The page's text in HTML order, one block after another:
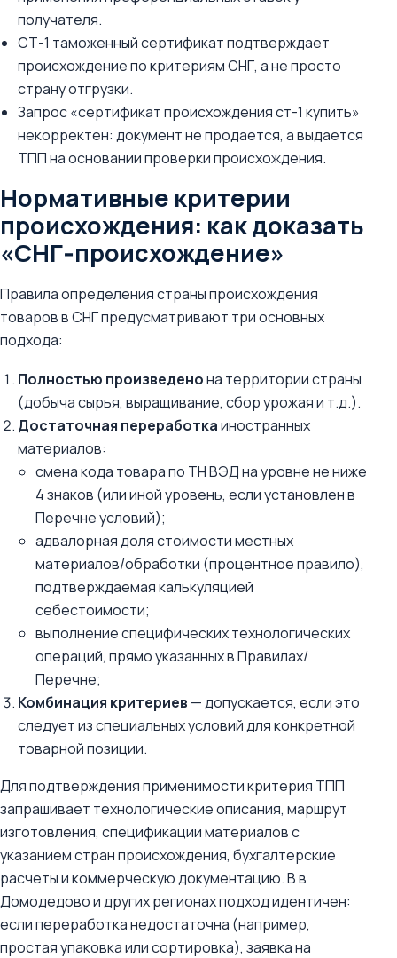
получателя.
СТ-1 таможенный сертификат подтверждает
происхождение по критериям СНГ, а не просто
страну отгрузки.
Запрос «сертификат происхождения ст-1 купить»
некорректен: документ не продается, а выдается
ТПП на основании проверки происхождения.
Нормативные критерии
происхождения: как доказать
«СНГ‑происхождение»
Правила определения страны происхождения
товаров в СНГ предусматривают три основных
подхода:
Полностью произведенона территории страны
(добыча сырья, выращивание, сбор урожая и т.д.).
Достаточная переработкаиностранных
материалов:
смена кода товара по ТН ВЭД на уровне не ниже
4 знаков (или иной уровень, если установлен в
Перечне условий);
адвалорная доля стоимости местных
материалов/обработки (процентное правило),
подтверждаемая калькуляцией
себестоимости;
выполнение специфических технологических
операций, прямо указанных в Правилах/
Перечне;
Комбинация критериев — допускается, если это
следует из специальных условий для конкретной
товарной позиции.
Для подтверждения применимости критерия ТПП
запрашивает технологические описания, маршрут
изготовления, спецификации материалов с
указанием стран происхождения, бухгалтерские
расчеты и коммерческую документацию. В в
Домодедово и других регионах подход идентичен:
если переработка недостаточна (например,
простая упаковка или сортировка), заявка на